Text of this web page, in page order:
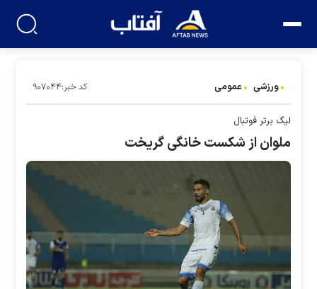
ورزشی عمومی کد خبر:۹۰۷۰۴۴
لیگ برتر فوتبال
ملوان از شکست خانگی گریخت